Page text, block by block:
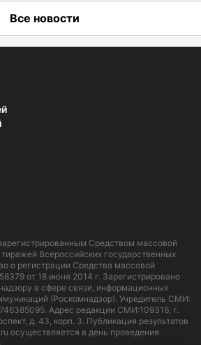
Все новости
Средством массовой
Всероссийских государственных
о регистрации Средства массовой
от 18 июня 2014 г. Зарегистрировано
в сфере связи, информационных
(Роскомнадзор). Учредитель СМИ:
Адрес редакции СМИ:109316, г.
д. 43, корп. 3. Публикация результатов
осуществляется в день проведения